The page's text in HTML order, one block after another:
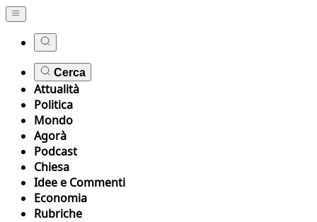
Cerca
Attualità
Politica
Mondo
Agorà
Podcast
Chiesa
Idee e Commenti
Economia
Rubriche